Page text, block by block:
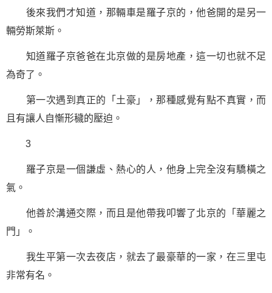
後來我們才知道，那輛車是羅子京的，他爸開的是另一
輛勞斯萊斯。
知道羅子京爸爸在北京做的是房地產，這一切也就不足
為奇了。
第一次遇到真正的「土豪」，那種感覺有點不真實，而
且有讓人自慚形穢的壓迫。
3
羅子京是一個謙虛、熱心的人，他身上完全沒有驕橫之
氣。
他善於溝通交際，而且是他帶我叩響了北京的「華麗之
門」。
我生平第一次去夜店，就去了最豪華的一家，在三里屯
非常有名。